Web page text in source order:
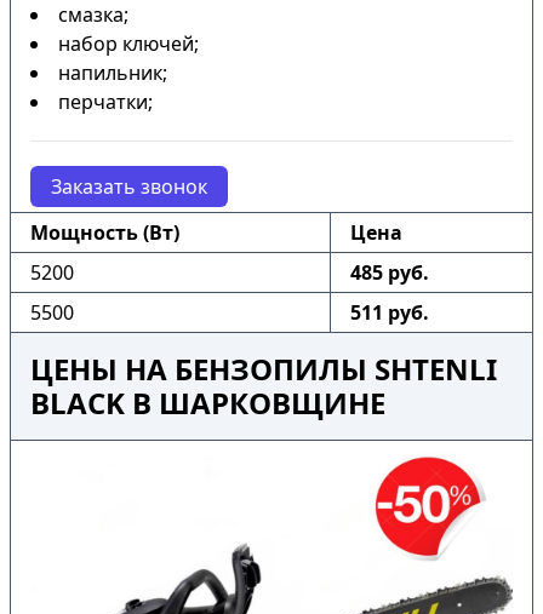
смазка;
набор ключей;
напильник;
перчатки;
Заказать звонок
Мощность (Вт)
Цена
5200
485 руб.
5500
511 руб.
ЦЕНЫ НА БЕНЗОПИЛЫ SHTENLI
BLACK В ШАРКОВЩИНЕ